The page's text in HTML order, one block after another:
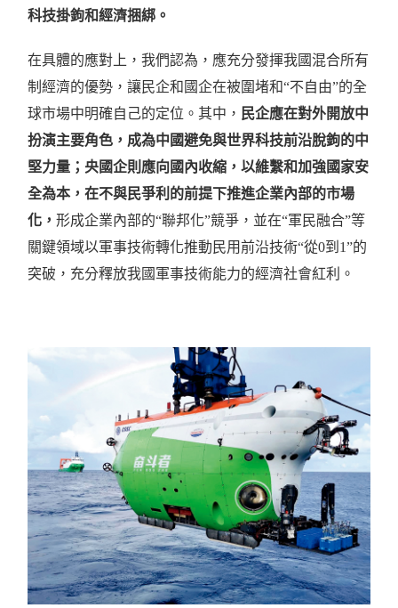
科技掛鉤和經濟捆綁。
在具體的應對上，我們認為，應充分發揮我國混合所有
制經濟的優勢，讓民企和國企在被圍堵和“不自由”的全
球市場中明確自己的定位。其中， 民企應在對外開放中
扮演主要角色，成為中國避免與世界科技前沿脫鉤的中
堅力量；央國企則應向國內收縮，以維繫和加強國家安
全為本，在不與民爭利的前提下推進企業內部的市場
化，形成企業內部的“聯邦化”競爭，並在“軍民融合”等
關鍵領域以軍事技術轉化推動民用前沿技術“從0到 1”的
突破，充分釋放我國軍事技術能力的經濟社會紅利。